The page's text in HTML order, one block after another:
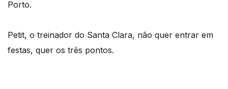
Porto.
Petit, o treinador do Santa Clara, não quer entrar em
festas, quer os três pontos.